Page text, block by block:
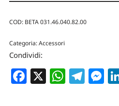
COD: BETA 031.46.040.82.00
Categoria:Accessori
Condividi:
Facebook
X